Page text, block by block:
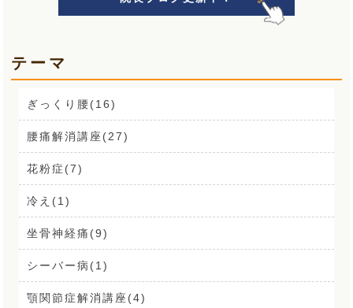
テーマ
ぎっくり腰(16)
腰痛解消講座(27)
花粉症(7)
冷え(1)
坐骨神経痛(9)
シーバー病(1)
顎関節症解消講座(4)